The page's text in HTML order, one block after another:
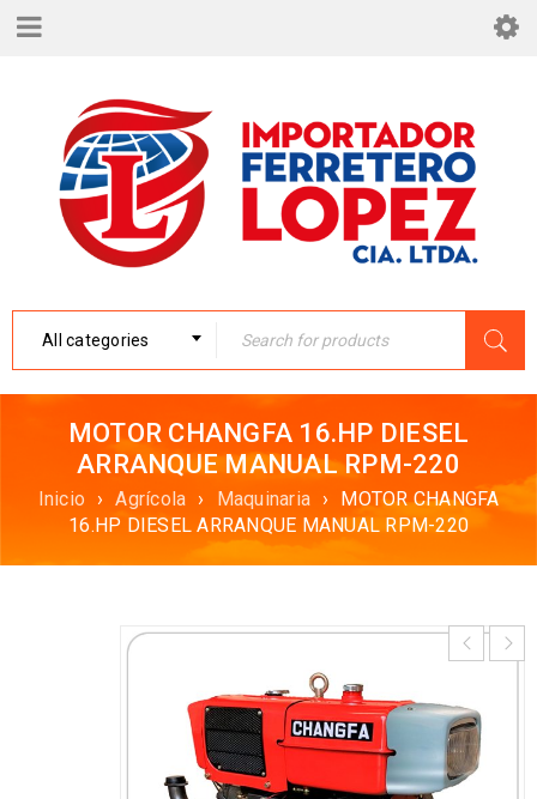
All categories
MOTOR CHANGFA 16.HP DIESEL
ARRANQUE MANUAL RPM-220
Inicio › Agrícola › Maquinaria ›
MOTOR CHANGFA
16.HP DIESEL ARRANQUE MANUAL RPM-220